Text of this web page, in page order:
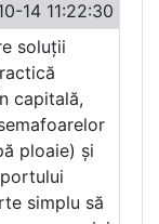
14 11:22:30
soluții
capitală,
ploaie) și
simplu să